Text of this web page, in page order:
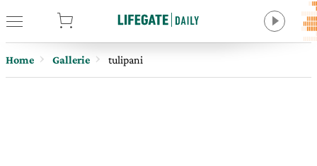
Home Gallerie tulipani